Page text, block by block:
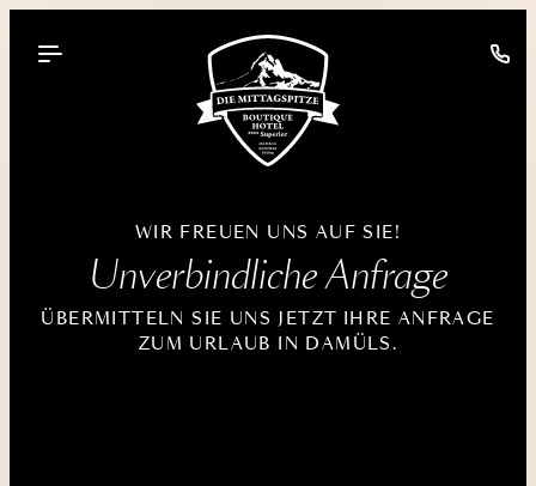
----
WIR FREUEN UNS AUF SIE!
Unverbindliche Anfrage
ÜBERMITTELN SIE UNS JETZT IHRE ANFRAGE
ZUM URLAUB IN DAMÜLS.